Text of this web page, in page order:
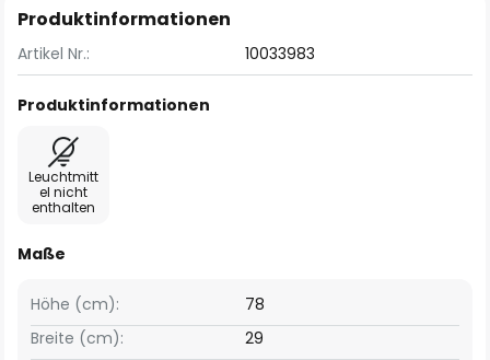
Produktinformationen
Artikel Nr.: 10033983
Produktinformationen
Leuchtmitt
el nicht
enthalten
Maße
Breite (cm): 29
Höhe (cm): 78